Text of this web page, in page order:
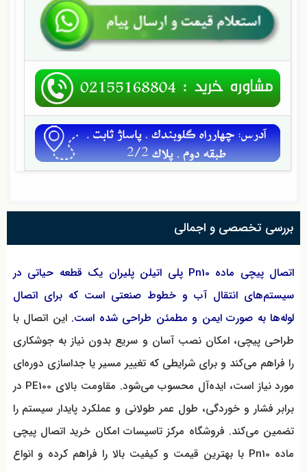
بررسی تخصصی و اجمالی
اتصال پیچی ماده Pn10 پلی اتیلن پلیران یک قطعه حیاتی در
سیستم‌های انتقال آب و خطوط صنعتی است که برای اتصال
لوله‌ها به صورت ایمن و مطمئن طراحی شده است. این اتصال با
طراحی پیچی، امکان نصب آسان و سریع بدون نیاز به جوشکاری
را فراهم می‌کند و برای شرایطی که تغییر مسیر یا جداسازی دوره‌ای
مورد نیاز است، ایده‌آل محسوب می‌شود. مقاومت بالای PE100 در
برابر فشار و خوردگی، طول عمر طولانی و عملکرد پایدار سیستم را
تضمین می‌کند. فروشگاه مرکز تاسیسات امکان خرید اتصال پیچی
ماده Pn10 با بهترین قیمت و کیفیت بالا را فراهم کرده و انواع